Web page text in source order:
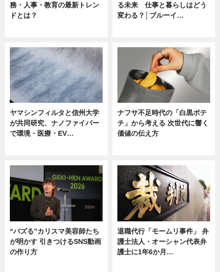
務・人事・教育の最新トレン
ドとは？
る未来 仕事と暮らしはどう
変わる？│ブルーイ…
ヤマシンフィルタと信州大学
が共同研究、ナノファイバー
で環境・医療・EV…
ナフサ不足時代の「白黒ポテ
チ」から考える 次世代に響く
価値の伝え方
“バズる”カリスマ美容師たち
が明かす 引きつけるSNS動画
の作り方
退職代行「モームリ事件」 弁
護士法人・オーシャン代表弁
護士に1年6か月…